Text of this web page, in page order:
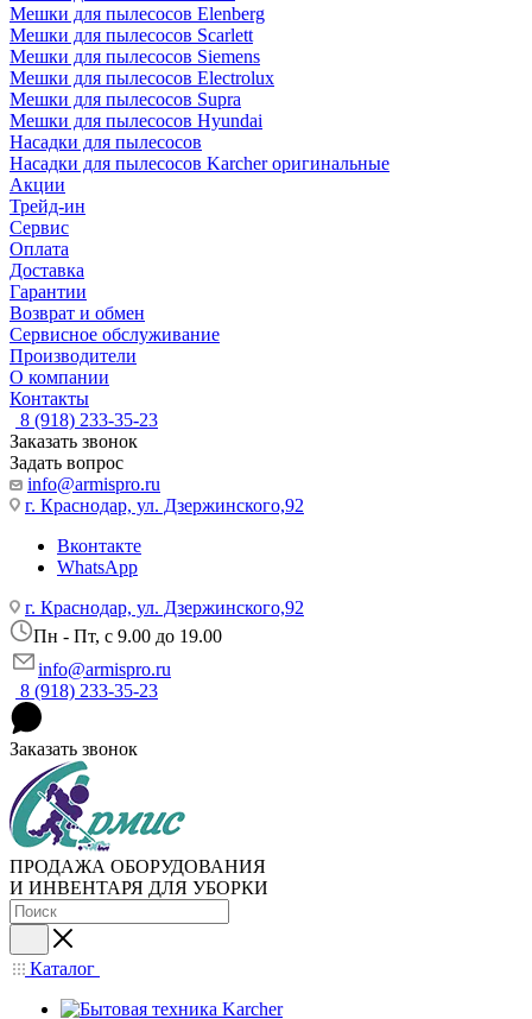
Мешки для пылесосов Elenberg
Мешки для пылесосов Scarlett
Мешки для пылесосов Siemens
Мешки для пылесосов Electrolux
Мешки для пылесосов Supra
Мешки для пылесосов Hyundai
Насадки для пылесосов
Насадки для пылесосов Karcher оригинальные
Акции
Трейд-ин
Сервис
Оплата
Доставка
Гарантии
Возврат и обмен
Сервисное обслуживание
Производители
О компании
Контакты
8 (918) 233-35-23
Заказать звонок
Задать вопрос
info@armispro.ru
г. Краснодар, ул. Дзержинского,92
Вконтакте
WhatsApp
г. Краснодар, ул. Дзержинского,92
Пн - Пт, c 9.00 до 19.00
info@armispro.ru
8 (918) 233-35-23
Заказать звонок
ПРОДАЖА ОБОРУДОВАНИЯ
И ИНВЕНТАРЯ ДЛЯ УБОРКИ
Каталог